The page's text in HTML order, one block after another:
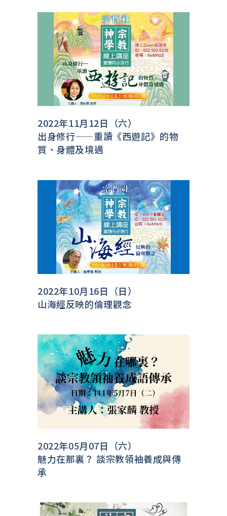
2022年11月12日（六）
出身修行——重讀《西遊記》的物
質、身體及境遇
2022年10月16日（日）
山海經反映的倫理觀念
2022年05月07日（六）
魅力在那裏？ 談宗教領袖養成與傳
承